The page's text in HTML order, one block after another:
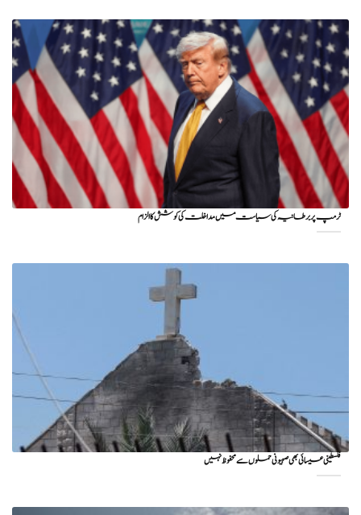
ٹرمپ پر برطانیہ کی سیاست میں مداخلت کی کوشش کا الزام
فلسطینی عیسائی بھی صہیونی حملوں سے محفوظ نہیں